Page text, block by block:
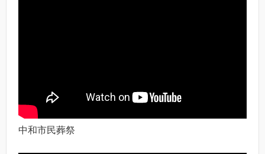
中和市民葬祭